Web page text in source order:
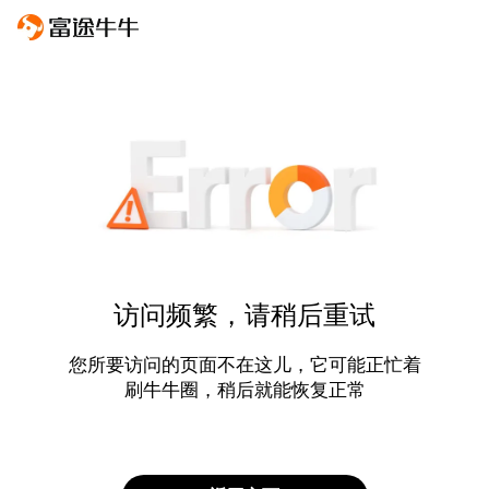
访问频繁，请稍后重试
您所要访问的页面不在这儿，它可能正忙着
刷牛牛圈，稍后就能恢复正常